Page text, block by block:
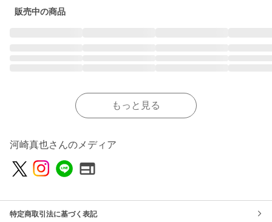
販売中の商品
もっと見る
河崎真也さんのメディア
特定商取引法に基づく表記